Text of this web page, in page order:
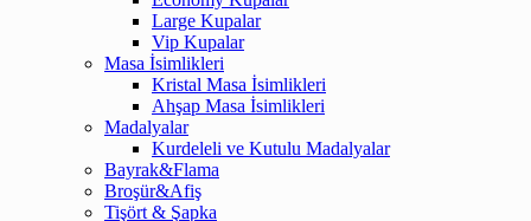
Large Kupalar
Vip Kupalar
Masa İsimlikleri
Kristal Masa İsimlikleri
Ahşap Masa İsimlikleri
Madalyalar
Kurdeleli ve Kutulu Madalyalar
Bayrak&Flama
Broşür&Afiş
Tişört & Şapka